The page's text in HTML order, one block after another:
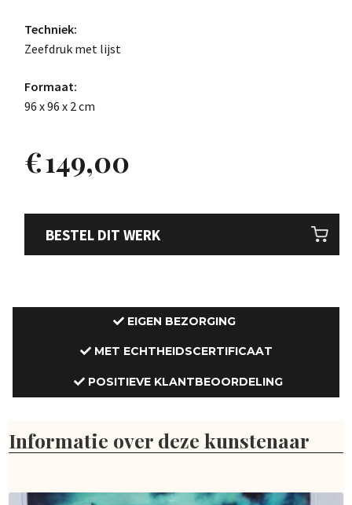
Techniek:
Zeefdruk met lijst
Formaat:
96 x 96 x 2 cm
€149,00
BESTEL DIT WERK
EIGEN BEZORGING
MET ECHTHEIDSCERTIFICAAT
POSITIEVE KLANTBEOORDELING
Informatie over deze kunstenaar